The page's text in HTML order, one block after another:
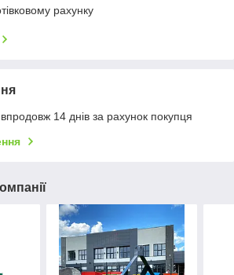
рахунку
14 днів за рахунок покупця